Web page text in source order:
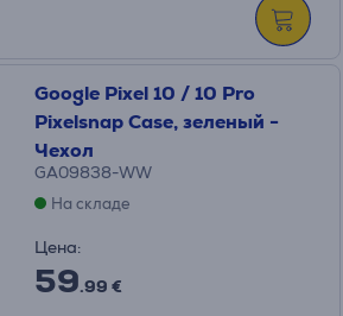
Google Pixel 10 / 10 Pro
Pixelsnap Case, зеленый -
Чехол
GA09838-WW
На складе
Цена:
59.99 €